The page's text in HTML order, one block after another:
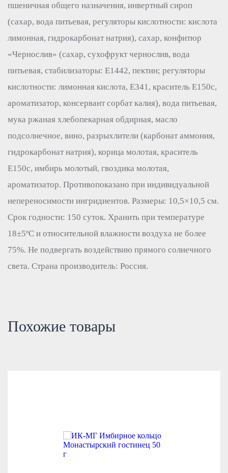
пшеничная общего назначения, инвертный сироп
(сахар, вода питьевая, регуляторы кислотности: кислота
лимонная, гидрокарбонат натрия), сахар, конфитюр
«Чернослив» (сахар, сухофрукт чернослив, вода
питьевая, стабилизаторы: Е1442, пектин; регуляторы
кислотности: лимонная кислота, Е341, краситель Е150с,
ароматизатор, консервант сорбат калия), вода питьевая,
мука ржаная хлебопекарная обдирная, масло
подсолнечное, вино, разрыхлители (карбонат аммония,
гидрокарбонат натрия), корица молотая, краситель
Е150с, имбирь молотый, гвоздика молотая,
ароматизатор. Противопоказано при индивидуальной
непереносимости ингридиентов. Размеры: 10,5×10,5 см.
Срок годности: 150 суток. Хранить при температуре
18±5ºС и относительной влажности воздуха не более
75%. Не подвергать воздействию прямого солнечного
света. Страна производитель: Россия.
Похожие товары